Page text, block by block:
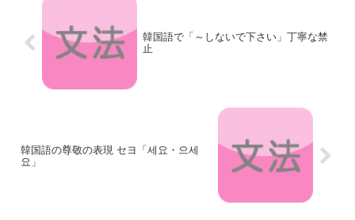
韓国語で「～しないで下さい」丁寧な禁
止
韓国語の尊敬の表現 セヨ「세요・으세
요」